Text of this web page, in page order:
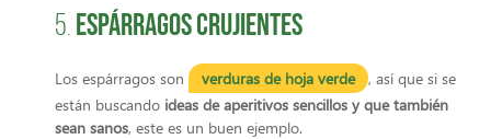
5. Espárragos crujientes
Los espárragos son verduras de hoja verde
, así que si se
están buscando ideas de aperitivos sencillos y que también
sean sanos, este es un buen ejemplo.